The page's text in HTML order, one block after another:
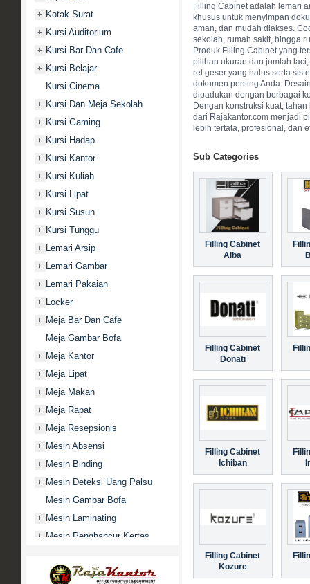
+ Kotak Surat
+ Kursi Auditorium
+ Kursi Bar Dan Cafe
+ Kursi Belajar
Kursi Cinema
+ Kursi Dan Meja Sekolah
+ Kursi Gaming
+ Kursi Hadap
+ Kursi Kantor
+ Kursi Kuliah
+ Kursi Lipat
+ Kursi Susun
+ Kursi Tunggu
+ Lemari Arsip
+ Lemari Gambar
+ Lemari Pakaian
+ Locker
+ Meja Bar Dan Cafe
Meja Gambar Bofa
+ Meja Kantor
+ Meja Lipat
+ Meja Makan
+ Meja Rapat
+ Meja Resepsionis
+ Mesin Absensi
+ Mesin Binding
+ Mesin Deteksi Uang Palsu
Mesin Gambar Bofa
+ Mesin Laminating
+ Mesin Penghancur Kertas
Mobile File / Roll O Pack
Filling Cabinet adalah lemari
khusus untuk menyimpan
aman, dan mudah diakses.
sekolah, rumah sakit, hingga
Produk Filling Cabinet yang
pilihan ukuran dan jumlah
rel geser yang halus serta
dokumen penting Anda.
dipadukan dengan berbagai
Dengan konstruksi kuat,
dari Rajakantor.com menjadi
lebih tertata, profesional, dan
Sub Categories
Filling Cabinet
Alba
Filling Cabinet
Donati
Filling Cabinet
Ichiban
Filling Cabinet
Kozure